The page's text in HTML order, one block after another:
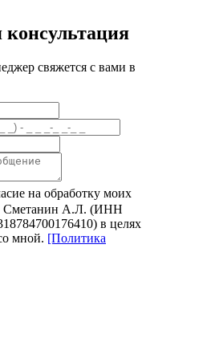
свяжется с вами в
на обработку моих
Сметанин А.Л. (ИНН
в целях
мной. [Политика